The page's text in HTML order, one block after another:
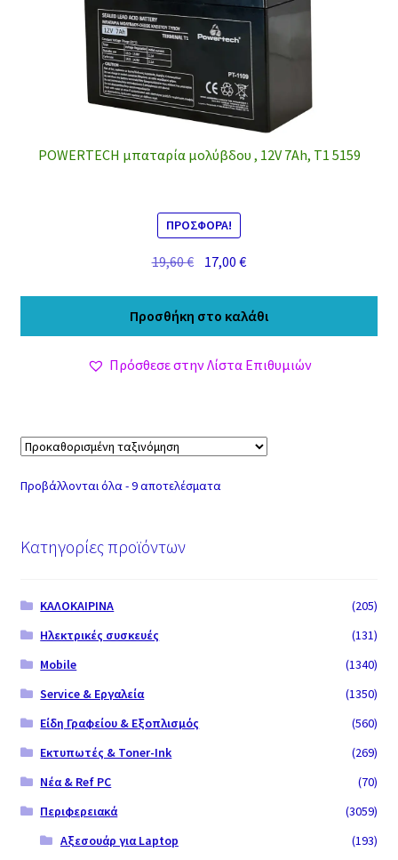
POWERTECH μπαταρία μολύβδου , 12V 7Ah, T1 5159
ΠΡΟΣΦΟΡΆ!
19,60€ Original
17,00€Η
τιμή
Προσθήκη στο καλάθι
Πρόσθεσε στην Λίστα Επιθυμιών
Προβάλλονται όλα - 9 αποτελέσματα
Κατηγορίες προϊόντων
ΚΑΛΟΚΑΙΡΙΝΑ
(205)
Ηλεκτρικές συσκευές
(131)
Mobile
(1340)
Service & Εργαλεία
(1350)
Είδη Γραφείου & Εξοπλισμός
(560)
Εκτυπωτές & Toner-Ink
(269)
Νέα & Ref PC
(70)
Περιφερειακά
(3059)
Αξεσουάρ για Laptop
(193)